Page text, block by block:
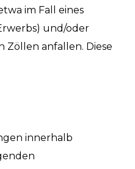
im Fall eines
und/oder
Zöllen anfallen. Diese
innerhalb